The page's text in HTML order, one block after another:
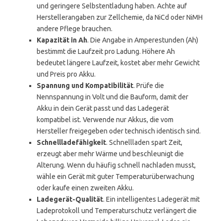
und geringere Selbstentladung haben. Achte auf
Herstellerangaben zur Zellchemie, da NiCd oder NiMH
andere Pflege brauchen.
Kapazität in Ah. Die Angabe in Amperestunden (Ah)
bestimmt die Laufzeit pro Ladung. Höhere Ah
bedeutet längere Laufzeit, kostet aber mehr Gewicht
und Preis pro Akku.
Spannung und Kompatibilität. Prüfe die
Nennspannung in Volt und die Bauform, damit der
Akku in dein Gerät passt und das Ladegerät
kompatibel ist. Verwende nur Akkus, die vom
Hersteller freigegeben oder technisch identisch sind.
Schnellladefähigkeit. Schnellladen spart Zeit,
erzeugt aber mehr Wärme und beschleunigt die
Alterung. Wenn du häufig schnell nachladen musst,
wähle ein Gerät mit guter Temperaturüberwachung
oder kaufe einen zweiten Akku.
Ladegerät-Qualität. Ein intelligentes Ladegerät mit
Ladeprotokoll und Temperaturschutz verlängert die